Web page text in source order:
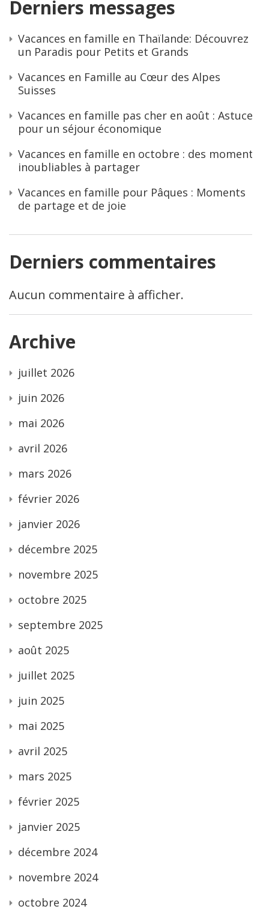
Derniers messages
Vacances en famille en Thaïlande: Découvrez
un Paradis pour Petits et Grands
Vacances en Famille au Cœur des Alpes
Suisses
Vacances en famille pas cher en août : Astuces
pour un séjour économique
Vacances en famille en octobre : des moments
inoubliables à partager
Vacances en famille pour Pâques : Moments
de partage et de joie
Derniers commentaires
Aucun commentaire à afficher.
Archive
juillet 2026
juin 2026
mai 2026
avril 2026
mars 2026
février 2026
janvier 2026
décembre 2025
novembre 2025
octobre 2025
septembre 2025
août 2025
juillet 2025
juin 2025
mai 2025
avril 2025
mars 2025
février 2025
janvier 2025
décembre 2024
novembre 2024
octobre 2024